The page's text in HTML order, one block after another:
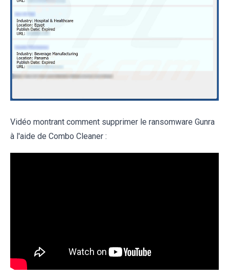
Vidéo montrant comment supprimer le ransomware Gunra
à l'aide de Combo Cleaner :